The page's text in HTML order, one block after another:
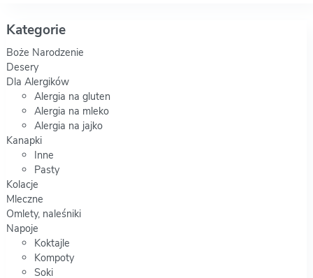
Kategorie
Boże Narodzenie
Desery
Dla Alergików
Alergia na gluten
Alergia na mleko
Alergia na jajko
Kanapki
Inne
Pasty
Kolacje
Mleczne
Omlety, naleśniki
Napoje
Koktajle
Kompoty
Soki